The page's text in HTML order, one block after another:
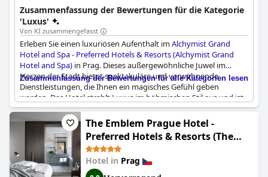
Zusammenfassung der Bewertungen für die Kategorie
'Luxus'
Von KI zusammengefasst
Erleben Sie einen luxuriösen Aufenthalt imAlchymist Grand
Hotel and Spa - Preferred Hotels & Resorts (Alchymist Grand
Hotel and Spa) in Prag. Dieses außergewöhnliche Juwel im
Herzen der Stadt bietet spektakuläre und verwöhnende
Dienstleistungen, die Ihnen ein magisches Gefühl geben
werden. Das Hotel strahlt Luxus im böhmischen Stil aus und ist
in einem wunderschönen alten Gebäude untergebracht, dessen
Preise entsprechend hoch sind. Die Gäste können von dem
aufmerksamen und freundlichen Personal einen
hervorragenden Service erwarten. Die Lage ist perfekt, nur fünf
Gehminuten von der Karlsbrücke entfernt. Der barocke Charme
des Hauses ist eine wahre Augenweide. Die Zimmer sind
atemberaubend und vermitteln ein luxuriöses und opulentes
Zusammenfassung der Bewertungen für alle Kategorien lesen
The Emblem Prague Hotel -
Preferred Hotels & Resorts (The
Emblem Prague Hotel)
Hotel in Prag